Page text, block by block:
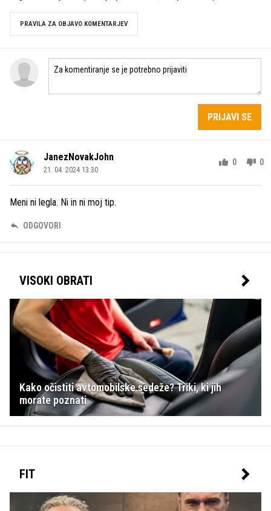
PRAVILA ZA OBJAVO KOMENTARJEV
PRIJAVI SE
JanezNovakJohn
21. 04. 2024 13.30
0 0
Meni ni legla. Ni in ni moj tip.
ODGOVORI
VISOKI OBRATI
Kako očistiti avtomobilske sedeže? Triki, ki jih
morate poznati
FIT